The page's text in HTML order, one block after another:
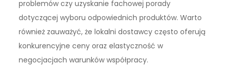
problemów czy uzyskanie fachowej porady
dotyczącej wyboru odpowiednich produktów. Warto
również zauważyć, że lokalni dostawcy często oferują
konkurencyjne ceny oraz elastyczność w
negocjacjach warunków współpracy.